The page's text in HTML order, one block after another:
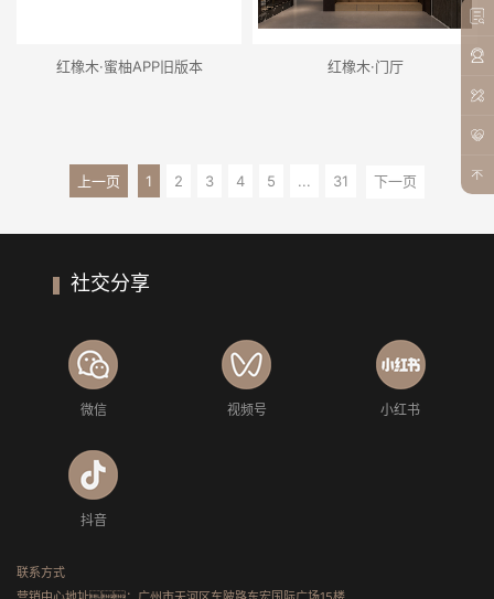
红橡木·蜜柚APP旧版本 红橡木·门厅
上一页 1 2 3 4 5 ... 31 下一页
联系方式
社交分享
微信 视频号 小红书
抖音